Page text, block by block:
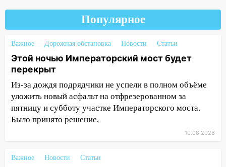
предстанут 24 участника криминальной
15:34
Ливень привел к жесткому ДТП: в
Ульяновской области перевернулась
легковушка
15:13 Семьям погибших и
пострадавшим в Нижнекамске окажут
материальную помощь
15:05 Столкновение двух «Лад» в
Димитровграде: пассажирка оказалась
Популярное
Важное Дорожная обстановка Новости Статьи
Этой ночью Императорский мост будет
перекрыт
Из-за дождя подрядчики не успели в полном объёме
уложить новый асфальт на отфрезерованном за
пятницу и субботу участке Императорского моста.
Было принято решение,
10.08.2026
Важное Новости Статьи